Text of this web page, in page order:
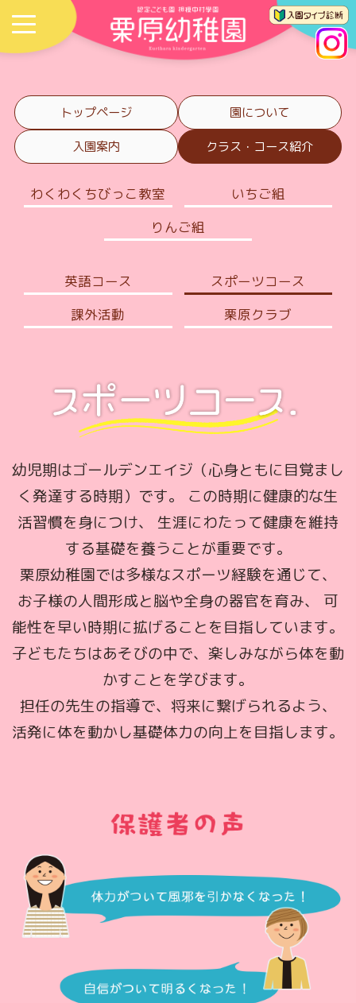
トップページ 園について
入園案内 クラス・コース紹介
わくわくちびっこ教室
いちご組
りんご組
英語コース
スポーツコース
課外活動
栗原クラブ
幼児期はゴールデンエイジ（心身ともに目覚まし
く発達する時期）です。
この時期に健康的な生
活習慣を身につけ、
生涯にわたって健康を維持
する基礎を養うことが重要です。
栗原幼稚園では多様なスポーツ経験を通じて、
お子様の人間形成と脳や全身の器官を育み、
可
能性を早い時期に拡げることを目指しています。
子どもたちはあそびの中で、楽しみながら体を動
かすことを学びます。
担任の先生の指導で、将来に繋げられるよう、
活発に体を動かし基礎体力の向上を目指します。